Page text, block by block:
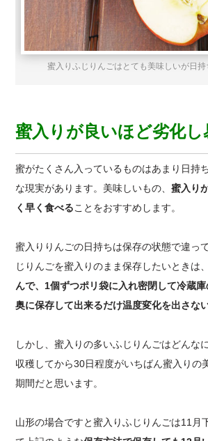
蜜入りふじりんごはとても美味しいが日
蜜入りが良いほど劣化し
蜜がたくさん入っているものはあまり日持
な現実があります。美味しいもの、蜜入り
く早く食べることをおすすめします。
蜜入りりんごの日持ちは保存の状態で違っ
じりんごを蜜入りのまま保存したいときは
んで、1個ずつポリ袋に入れ密閉して冷蔵
奥に保存して出来るだけ温度変化を出さな
しかし、蜜入りの多いふじりんごはどんな
収穫してから30日程度がいちばん蜜入りの
期間だと思います。
山形の場合ですと蜜入りふじりんごは11月